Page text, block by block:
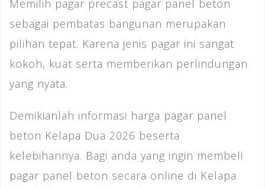
Memilih pagar precast pagar panel beton
sebagai pembatas bangunan merupakan
pilihan tepat. Karena jenis pagar ini sangat
kokoh, kuat serta memberikan perlindungan
yang nyata.
Demikianlah informasi harga pagar panel
beton Kelapa Dua 2026 beserta
kelebihannya. Bagi anda yang ingin membeli
pagar panel beton secara online di Kelapa